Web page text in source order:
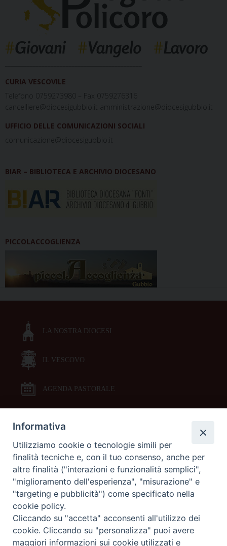
CURIA VESCOVILE
Telefono 0759273980 – Fax 0759276316
cancelliere@diocesigubbio.it amministrazione@diocesigubbio.it
UFFICIO DELLE COMUNICAZIONI SOCIALI
comunicazione@diocesigubbio.it
BIAR – BIBLIOTECA E ARCHIVIO DIOCESANO
PICCOLACCOGLIENZA
LA NOSTRA DIOCESI
IL VESCOVO
AGENDA PASTORALE
DOCUMENTI PASTORALI
ORARI MESSE
LITURGIA DELLE ORE
GALLERIE FOTOGRAFICHE
Informativa
Utilizziamo cookie o tecnologie simili per
finalità tecniche e, con il tuo consenso, anche per
altre finalità ("interazioni e funzionalità semplici",
"miglioramento dell'esperienza", "misurazione" e
"targeting e pubblicità") come specificato nella
cookie policy.
Cliccando su "accetta" acconsenti all'utilizzo dei
cookie. Cliccando su "personalizza" puoi avere
maggiori informazioni sui cookie utilizzati e